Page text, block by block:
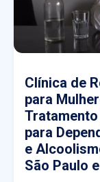
Clínica de
para
para
e
São Paulo